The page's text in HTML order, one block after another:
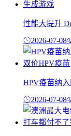
性能大提升
2026-07-08
HPV疫苗纳
2026-07-08